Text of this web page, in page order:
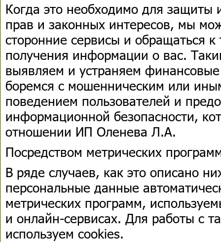
Когда это необходимо для
прав и законных интересов, мы
сторонние сервисы и обращаться
получения информации о вас.
выявляем и устраняем
боремся с мошенническим или
поведением пользователей и
информационной безопасности,
отношении ИП Оленева Л.А.
Посредством метрических
В ряде случаев, как это описано
персональные данные
метрических программ,
и онлайн-сервисах. Для работы с
используем cookies.